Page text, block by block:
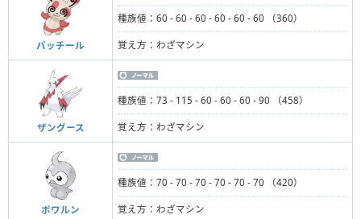
パッチール
種族値：60 - 60 - 60 - 60 - 60 - 60 （360）
覚え方：わざマシン
ザングース
種族値：73 - 115 - 60 - 60 - 60 - 90 （458）
覚え方：わざマシン
ポワルン
種族値：70 - 70 - 70 - 70 - 70 - 70 （420）
覚え方：わざマシン